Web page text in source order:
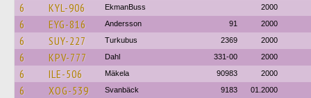
6 KYL-906 EkmanBuss 2000
6 EYG-816 Andersson 91 2000
6 SUY-227 Turkubus 2369 2000
6 KPV-777 Dahl 331-00 2000
6 ILE-506 Mäkela 90983 2000
6 XOG-539 Svanbäck 9183 01.2000